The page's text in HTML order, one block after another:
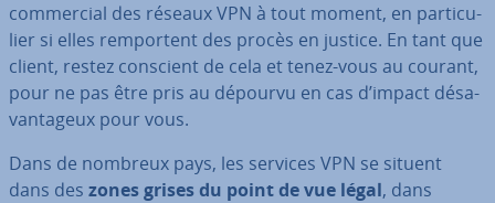
com­mer­cial des réseaux VPN à tout moment, en par­ti­cu­
lier si elles rem­por­tent des procès en justice. En tant que
client, restez conscient de cela et tenez-vous au courant,
pour ne pas être pris au dépourvu en cas d’impact dé­sa­
van­ta­geux pour vous.
Dans de nombreux pays, les services VPN se situent
dans des zones grises du point de vue légal, dans